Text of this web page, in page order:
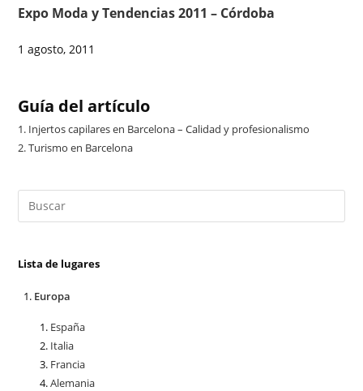
Expo Moda y Tendencias 2011 – Córdoba
1 agosto, 2011
Guía del artículo
1. Injertos capilares en Barcelona – Calidad y profesionalismo
2.Turismo en Barcelona
Lista de lugares
Europa
España
Italia
Francia
Alemania